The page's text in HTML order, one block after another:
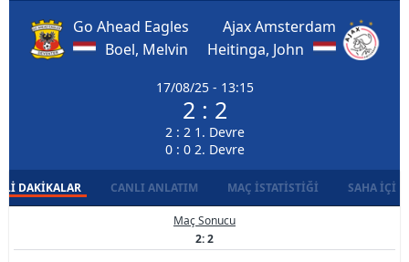
Go Ahead Eagles
Boel, Melvin
17/08/25 - 13:15
2 : 2
2 : 2 1. Devre
0 : 0 2. Devre
Ajax Amsterdam
Heitinga, John
DAKIKALAR CANLI ANLATIM MAÇ İSTATISTIĞI SAHA İÇI
Maç Sonucu
2: 2